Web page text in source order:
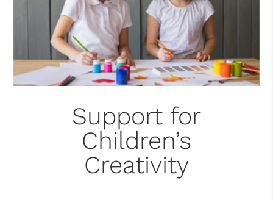
Support for
Children’s
Creativity